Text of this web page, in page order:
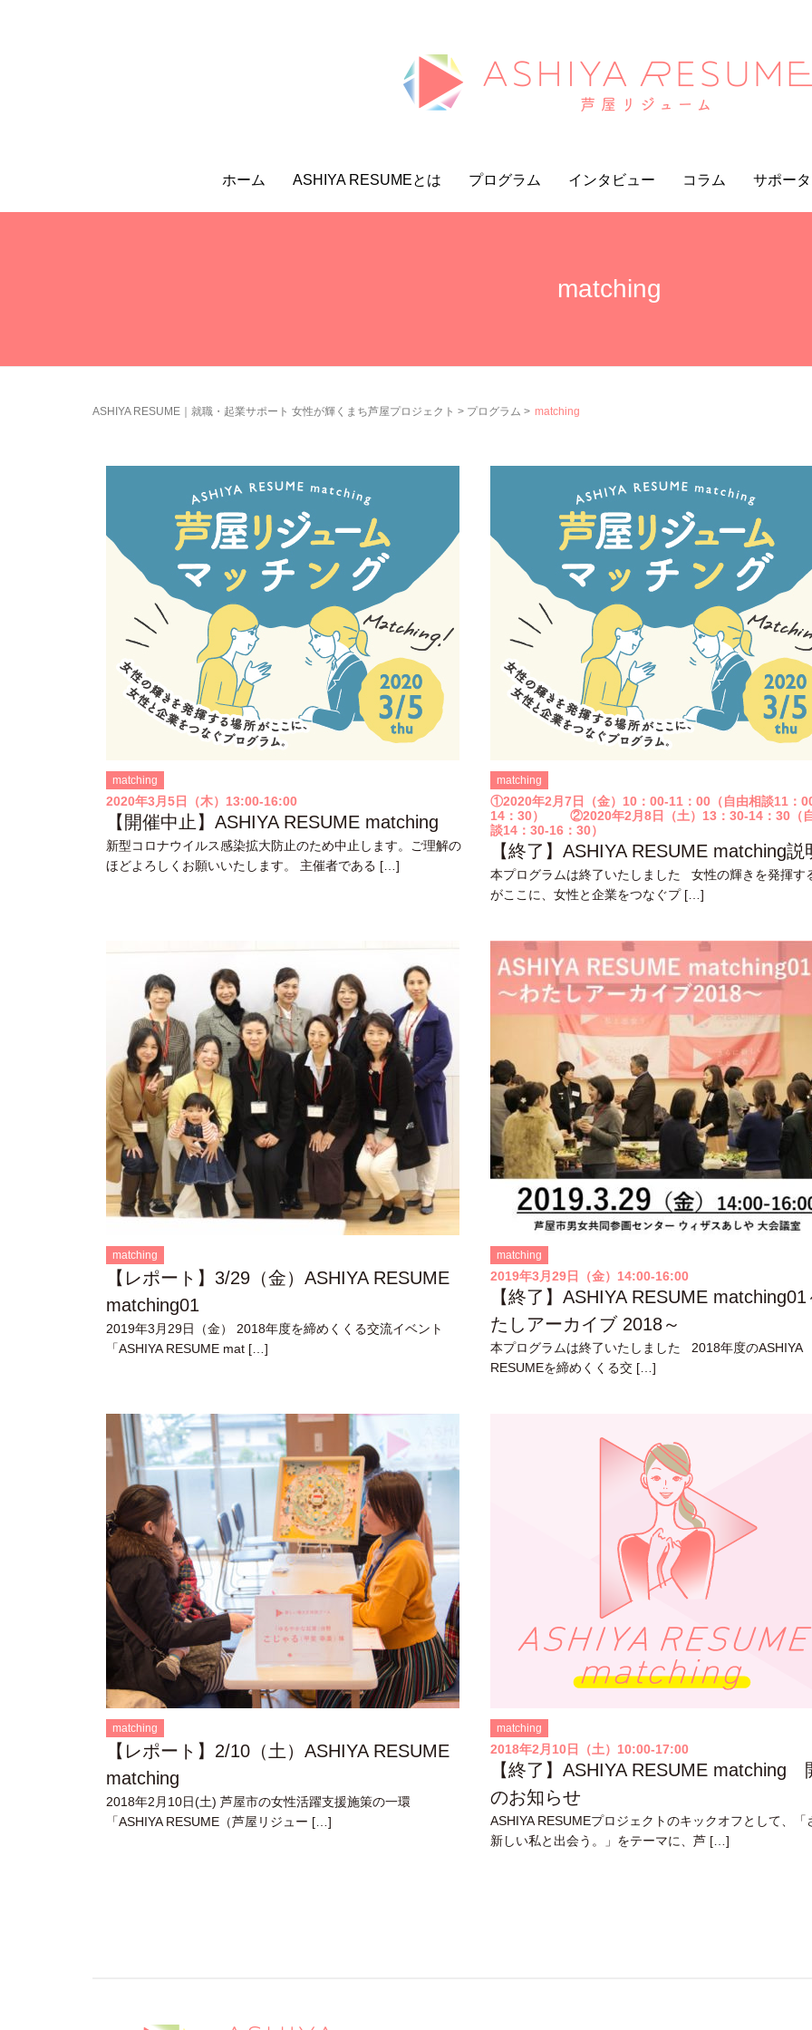
ホーム ASHIYA RESUMEとは プログラム インタビュー コラム サポー
matching
ASHIYA RESUME｜就職・起業サポート 女性が輝くまち芦屋プロジェクト > プログラム > matching
matching
2020年3月5日（木）13:00-16:00
【開催中止】ASHIYA RESUME matching
新型コロナウイルス感染拡大防止のため中止します。ご理解の
ほどよろしくお願いいたします。 主催者である […]
matching
①2020年2月7日（金）10：00-11：00（自由相談11：
14：30） ②2020年2月8日（土）13：30-14：30（
談14：30-16：30）
【終了】ASHIYA RESUME matching説
本プログラムは終了いたしました 女性の輝きを発揮す
がここに、女性と企業をつなぐプ […]
matching
【レポート】3/29（金）ASHIYA RESUME
matching01
2019年3月29日（金） 2018年度を締めくくる交流イベント
「ASHIYA RESUME mat […]
matching
2019年3月29日（金）14:00-16:00
【終了】ASHIYA RESUME matching01
たしアーカイブ 2018～
本プログラムは終了いたしました 2018年度のASHIYA
RESUMEを締めくくる交 […]
matching
【レポート】2/10（土）ASHIYA RESUME
matching
2018年2月10日(土) 芦屋市の女性活躍支援施策の一環
「ASHIYA RESUME（芦屋リジュー […]
matching
2018年2月10日（土）10:00-17:00
【終了】ASHIYA RESUME matching
のお知らせ
ASHIYA RESUMEプロジェクトのキックオフとして、「
新しい私と出会う。」をテーマに、芦 […]